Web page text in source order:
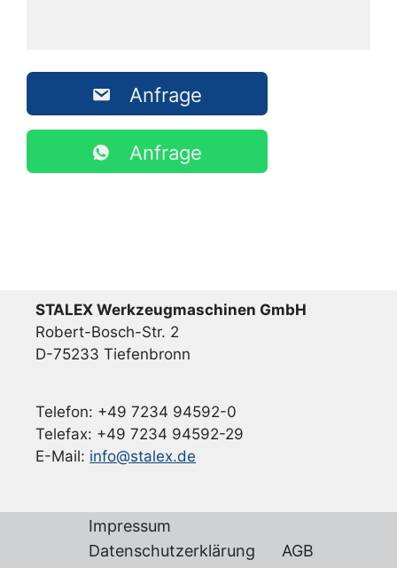
Anfrage
Anfrage
STALEX Werkzeugmaschinen GmbH
Robert-Bosch-Str. 2
D-75233 Tiefenbronn
Telefon: +49 7234 94592-0
Telefax: +49 7234 94592-29
E-Mail: info@stalex.de
Impressum
Datenschutzerklärung
AGB